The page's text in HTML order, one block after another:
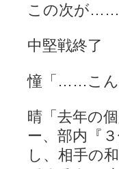
この次が……
中堅戦終了
憧「……こん
晴「去年の
ー、部内『
し、相手の